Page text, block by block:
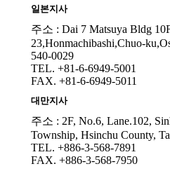
일본지사
주소 : Dai 7 Matsuya Bldg
23,Honmachibashi,Chuo-
540-0029
TEL. +81-6-6949-5001
FAX. +81-6-6949-5011
대만지사
주소 : 2F, No.6, Lane.102,
Township, Hsinchu County,
TEL. +886-3-568-7891
FAX. +886-3-568-7950